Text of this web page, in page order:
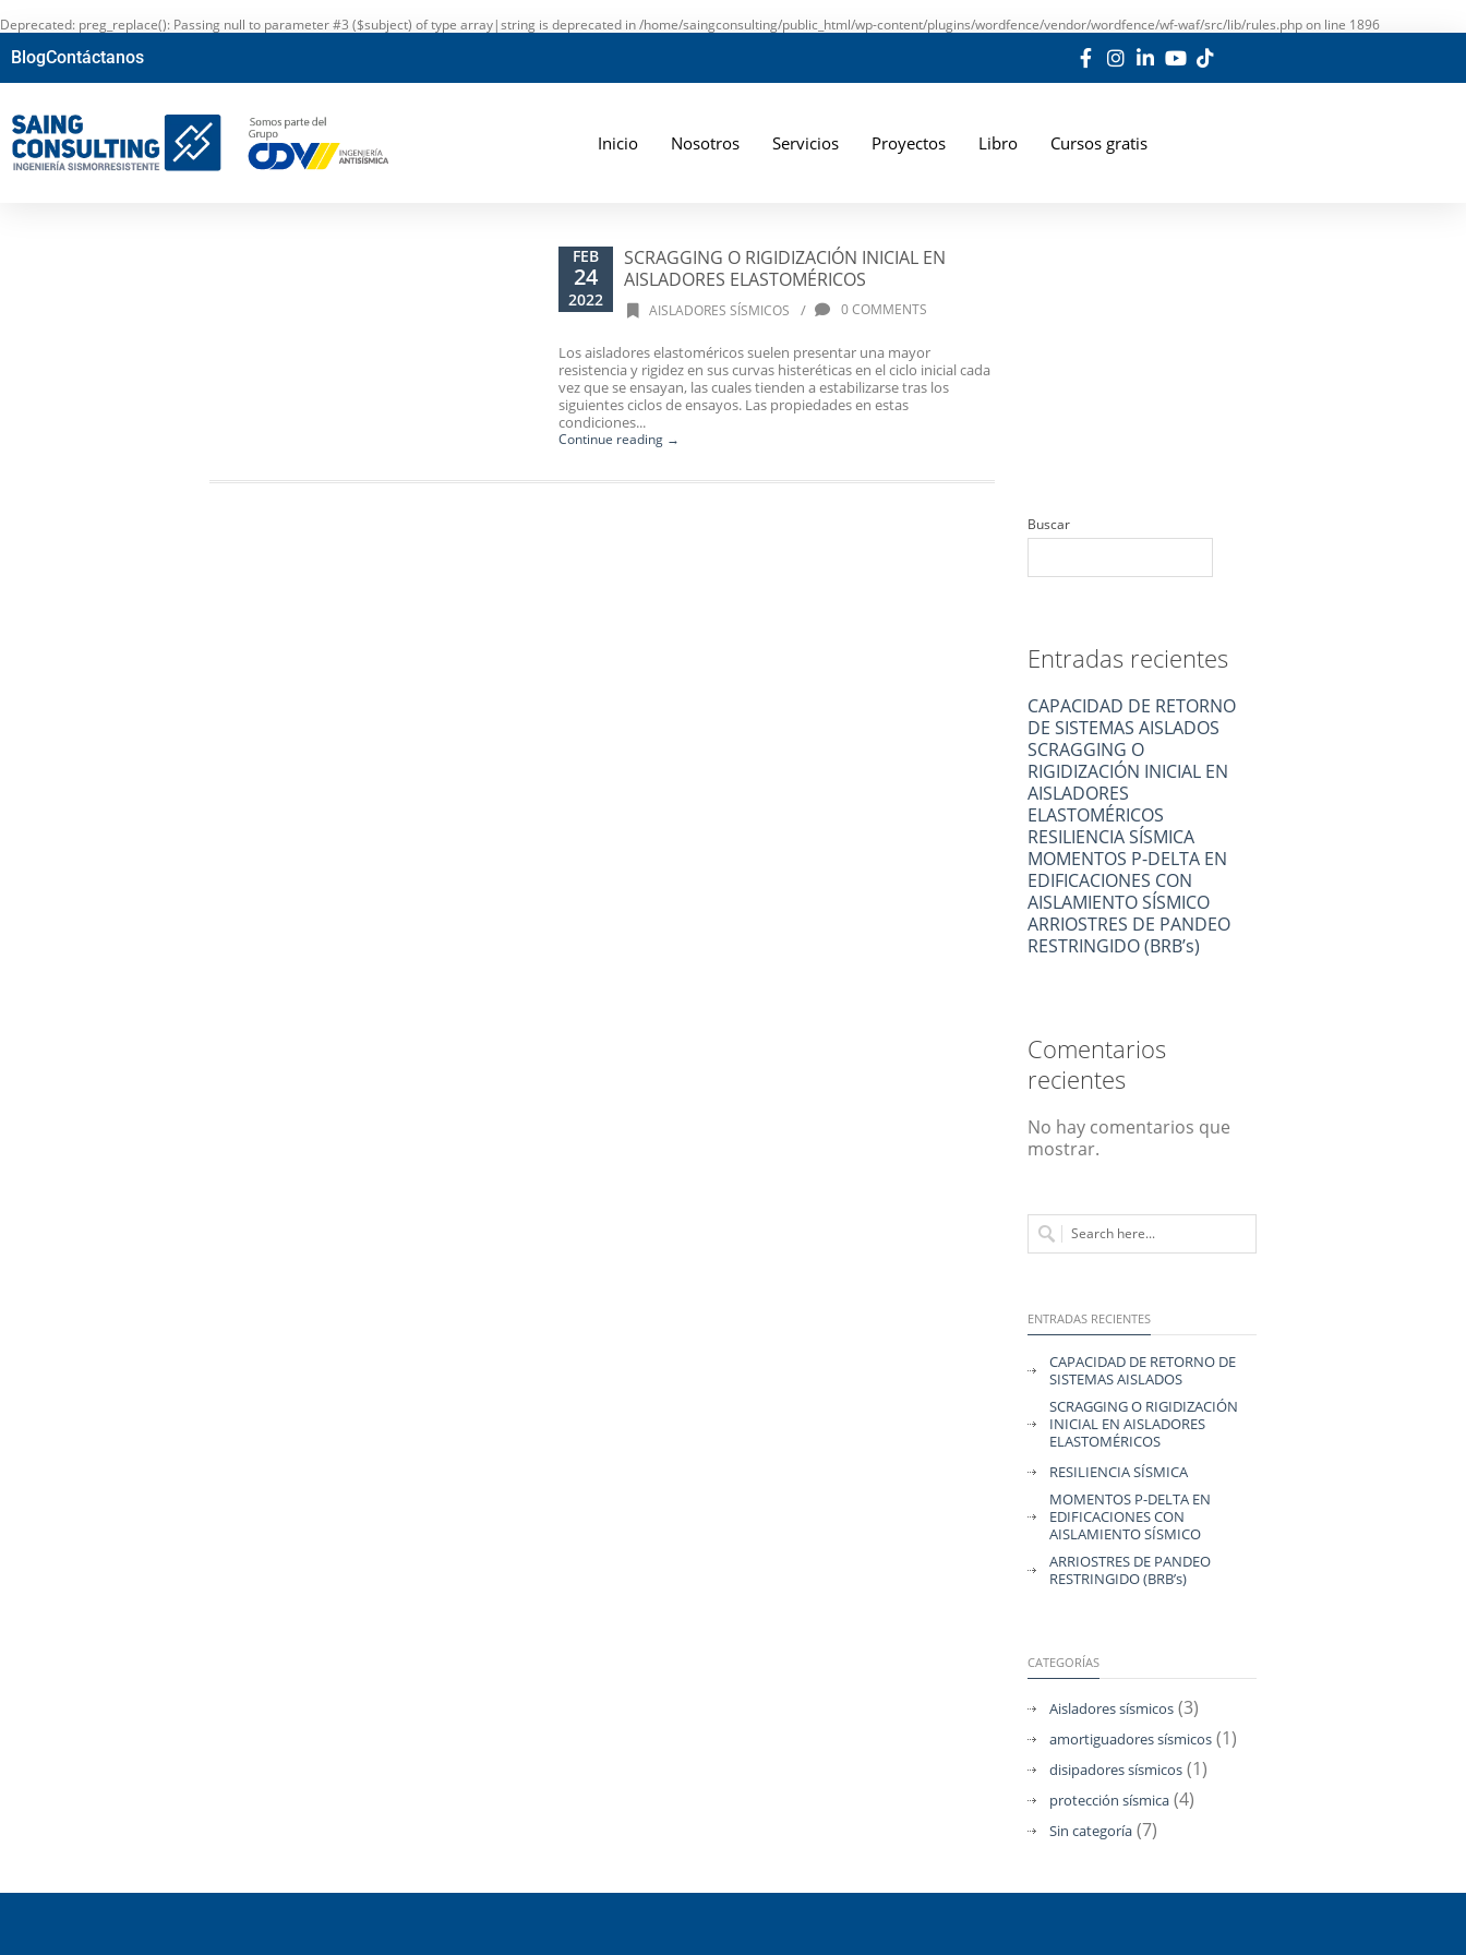
Deprecated: preg_replace(): Passing null to parameter #3 ($subject) of type array|string is deprecated in/home/saingconsulting/public_html/wp-content/plugins/wordfence/vendor/wordfence/wf-waf/src/lib/rules.phpon line 1896
BlogContáctanos
Inicio Nosotros Servicios Proyectos Libro Cursos gratis
FEB
24
2022
SCRAGGING O RIGIDIZACIÓN INICIAL EN
AISLADORES ELASTOMÉRICOS
AISLADORES SÍSMICOS / 0 COMMENTS
Los aisladores elastoméricos suelen presentar una mayor
resistencia y rigidez en sus curvas histeréticas en el ciclo inicial cada
vez que se ensayan, las cuales tienden a estabilizarse tras los
siguientes ciclos de ensayos. Las propiedades en estas
condiciones...
Continue reading →
Buscar
Entradas recientes
CAPACIDAD DE RETORNO
DE SISTEMAS AISLADOS
SCRAGGING O
RIGIDIZACIÓN INICIAL EN
AISLADORES
ELASTOMÉRICOS
RESILIENCIA SÍSMICA
MOMENTOS P-DELTA EN
EDIFICACIONES CON
AISLAMIENTO SÍSMICO
ARRIOSTRES DE PANDEO
RESTRINGIDO (BRB’s)
Comentarios
recientes
No hay comentarios que
mostrar.
ENTRADAS RECIENTES
CAPACIDAD DE RETORNO DE
SISTEMAS AISLADOS
SCRAGGING O RIGIDIZACIÓN
INICIAL EN AISLADORES
ELASTOMÉRICOS
RESILIENCIA SÍSMICA
MOMENTOS P-DELTA EN
EDIFICACIONES CON
AISLAMIENTO SÍSMICO
ARRIOSTRES DE PANDEO
RESTRINGIDO (BRB’s)
CATEGORÍAS
Aisladores sísmicos (3)
amortiguadores sísmicos (1)
disipadores sísmicos (1)
protección sísmica (4)
Sin categoría (7)